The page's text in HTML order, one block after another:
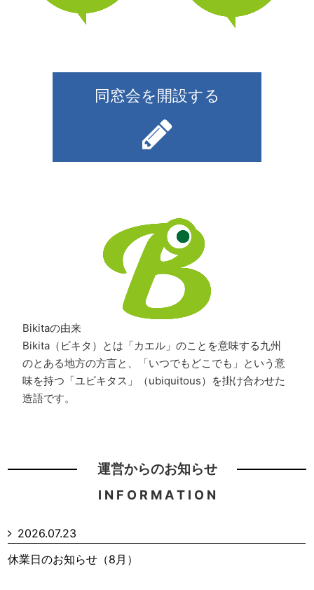
同窓会を開設する
Bikitaの由来
Bikita（ビキタ）とは「カエル」のことを意味する九州
のとある地方の方言と、「いつでもどこでも」という意
味を持つ「ユビキタス」（ubiquitous）を掛け合わせた
造語です。
運営からのお知らせ
I N F O R M A T I O N
2026.07.23
休業日のお知らせ（8月）